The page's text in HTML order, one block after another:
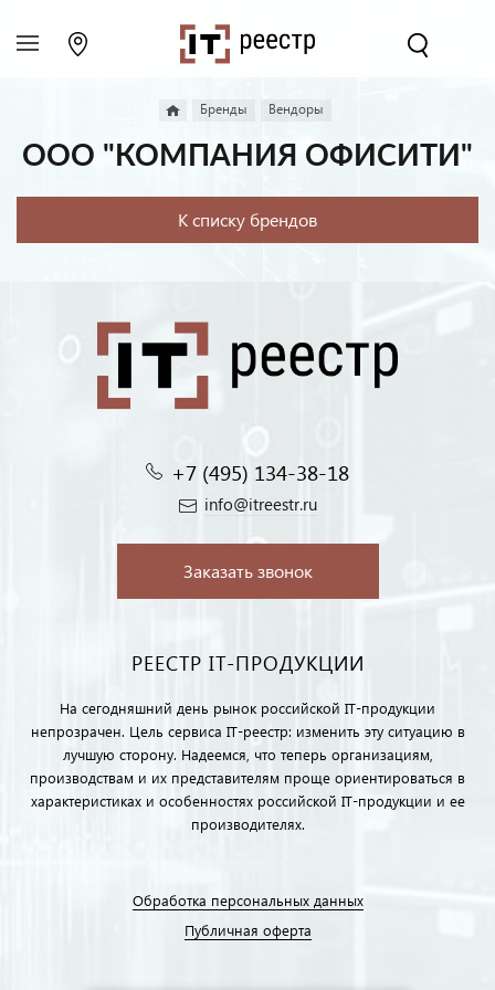
Бренды Вендоры
ООО "КОМПАНИЯ ОФИСИТИ"
К списку брендов
+7 (495) 134-38-18‬
info@itreestr.ru
Заказать звонок
РЕЕСТР IT-ПРОДУКЦИИ
На сегодняшний день рынок российской IT-продукции
непрозрачен. Цель сервиса IT-реестр: изменить эту ситуацию в
лучшую сторону. Надеемся, что теперь организациям,
производствам и их представителям проще ориентироваться в
характеристиках и особенностях российской IT-продукции и ее
производителях.
Обработка персональных данных
Публичная оферта